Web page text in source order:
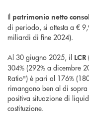
Il patrimonio netto
di periodo, si attesta a €
miliardi di fine 2024).
Al 30 giugno 2025, il LCR
304% (292% a dicembre
Ratio") è pari al 176%
rimangono ben al di
positiva situazione di
costituzione.